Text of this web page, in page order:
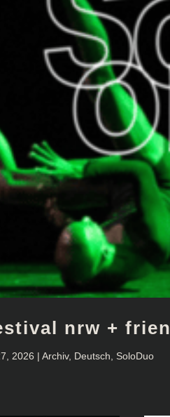
nrw +
2026 |Archiv, Deutsch SoloDuo